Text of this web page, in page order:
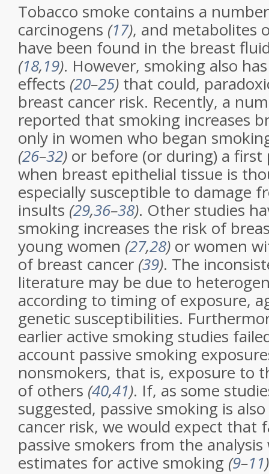
Tobacco smoke contains a
carcinogens (17), and metabolites
have been found in the breast
(18,19). However, smoking also
effects (20–25) that could,
breast cancer risk. Recently, a
reported that smoking increases
only in women who began
(26–32) or before (or during) a
when breast epithelial tissue is
especially susceptible to damage
insults (29,36–38). Other studies
smoking increases the risk of
young women (27,28) or women
of breast cancer (39). The
literature may be due to
according to timing of exposure,
genetic susceptibilities.
earlier active smoking studies
account passive smoking
nonsmokers, that is, exposure to
of others (40,41). If, as some
suggested, passive smoking is
cancer risk, we would expect that
passive smokers from the
estimates for active smoking (9–11)